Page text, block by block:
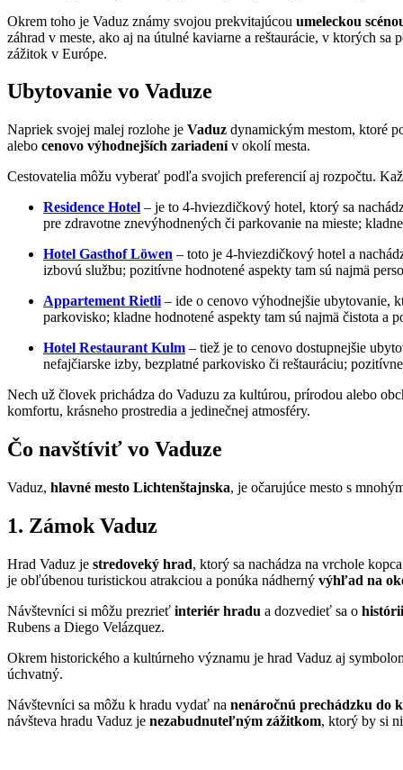
Okrem toho je Vaduz známy svojou prekvitajúcou umeleckou
záhrad v meste, ako aj na útulné kaviarne a reštaurácie, v ktorých
zážitok v Európe.
Ubytovanie vo Vaduze
Napriek svojej malej rozlohe je Vaduz dynamickým mestom, ktoré
alebo cenovo výhodnejších zariadenív okolí mesta.
Cestovatelia môžu vyberať podľa svojich preferencií aj rozpočtu.
Residence Hotel – je to 4-hviezdičkový hotel, ktorý sa
pre zdravotne znevýhodnených či parkovanie na mieste;
Hotel Gasthof Löwen – toto je 4-hviezdičkový hotel a
izbovú službu; pozitívne hodnotené aspekty tam sú najmä
Appartement Rietli – ide o cenovo výhodnejšie ubytovanie,
parkovisko; kladne hodnotené aspekty tam sú najmä čistota a
Hotel Restaurant Kulm – tiež je to cenovo dostupnejšie
nefajčiarske izby, bezplatné parkovisko či reštauráciu;
Nech už človek prichádza do Vaduzu za kultúrou, prírodou alebo
komfortu, krásneho prostredia a jedinečnej atmosféry.
Čo navštíviť vo Vaduze
Vaduz, hlavné mesto Lichtenštajnska, je očarujúce mesto s
1. Zámok Vaduz
Hrad Vaduz je stredoveký hrad, ktorý sa nachádza na vrchole
je obľúbenou turistickou atrakciou a ponúka nádherný výhľad na
Návštevníci si môžu prezrieť interiér hradu a dozvedieť sa o
Rubens a Diego Velázquez.
Okrem historického a kultúrneho významu je hrad Vaduz aj
úchvatný.
Návštevníci sa môžu k hradu vydať na nenáročnú prechádzku do
návšteva hradu Vaduz je nezabudnuteľným zážitkom, ktorý by si